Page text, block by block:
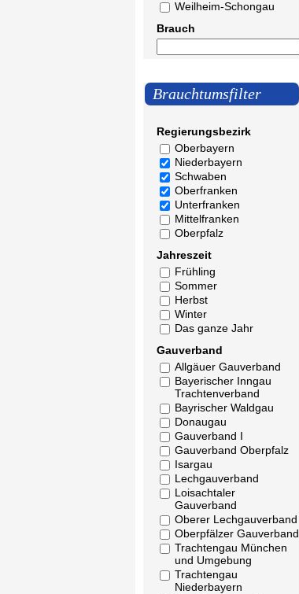
Weilheim-Schongau
Brauch
Brauchtumsfilter
Regierungsbezirk
Oberbayern
Niederbayern
Schwaben
Oberfranken
Unterfranken
Mittelfranken
Oberpfalz
Jahreszeit
Frühling
Sommer
Herbst
Winter
Das ganze Jahr
Gauverband
Allgäuer Gauverband
Bayerischer Inngau
Trachtenverband
Bayrischer Waldgau
Donaugau
Gauverband I
Gauverband Oberpfalz
Isargau
Lechgauverband
Loisachtaler
Gauverband
Oberer Lechgauverband
Oberpfälzer Gauverband
Trachtengau München
und Umgebung
Trachtengau
Niederbayern